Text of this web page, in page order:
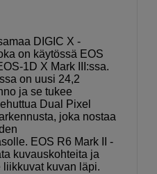
DIGIC X -
on käytössä EOS
1D X Mark III:ssa.
on uusi 24,2
ja se tukee
Dual Pixel
joka nostaa
EOS R6 Mark II -
kuvauskohteita ja
liikkuvat kuvan läpi.